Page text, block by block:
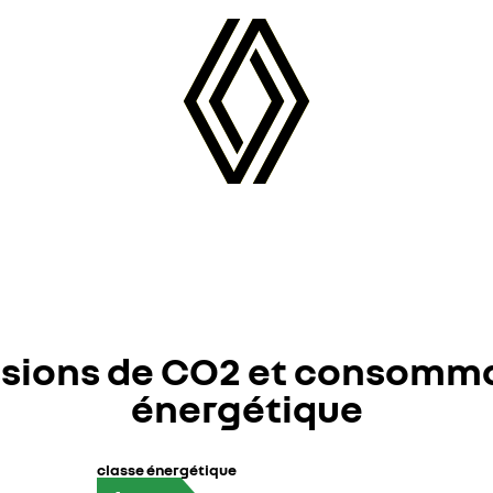
de CO2 et
énergétique
classe énergétique